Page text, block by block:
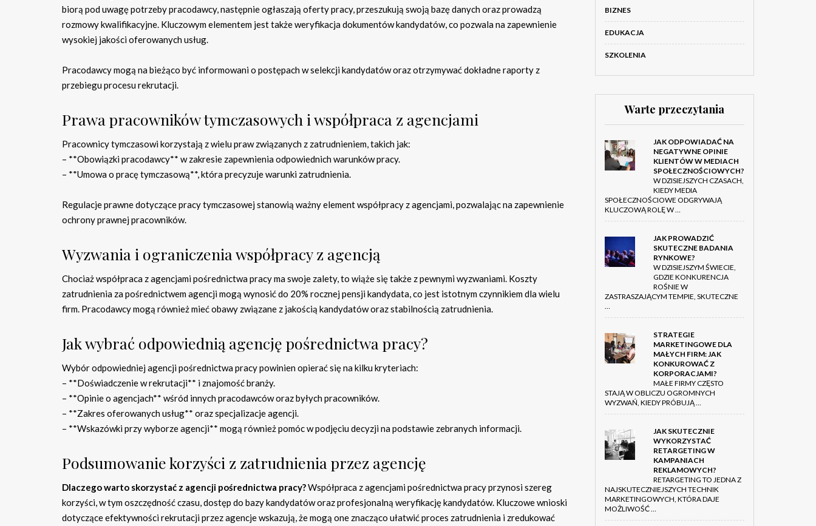
biorą pod uwagę potrzeby pracodawcy, następnie ogłaszają oferty pracy, przeszukują swoją bazę danych oraz prowadzą
rozmowy kwalifikacyjne. Kluczowym elementem jest także weryfikacja dokumentów kandydatów, co pozwala na zapewnienie
wysokiej jakości oferowanych usług.
Pracodawcy mogą na bieżąco być informowani o postępach w selekcji kandydatów oraz otrzymywać dokładne raporty z
przebiegu procesu rekrutacji.
Prawa pracowników tymczasowych i współpraca z agencjami
Pracownicy tymczasowi korzystają z wielu praw związanych z zatrudnieniem, takich jak:
– **Obowiązki pracodawcy** w zakresie zapewnienia odpowiednich warunków pracy.
– **Umowa o pracę tymczasową**, która precyzuje warunki zatrudnienia.
Regulacje prawne dotyczące pracy tymczasowej stanowią ważny element współpracy z agencjami, pozwalając na zapewnienie
ochrony prawnej pracowników.
Wyzwania i ograniczenia współpracy z agencją
Chociaż współpraca z agencjami pośrednictwa pracy ma swoje zalety, to wiąże się także z pewnymi wyzwaniami. Koszty
zatrudnienia za pośrednictwem agencji mogą wynosić do 20% rocznej pensji kandydata, co jest istotnym czynnikiem dla wielu
firm. Pracodawcy mogą również mieć obawy związane z jakością kandydatów oraz stabilnością zatrudnienia.
Jak wybrać odpowiednią agencję pośrednictwa pracy?
Wybór odpowiedniej agencji pośrednictwa pracy powinien opierać się na kilku kryteriach:
– **Doświadczenie w rekrutacji** i znajomość branży.
– **Opinie o agencjach** wśród innych pracodawców oraz byłych pracowników.
– **Zakres oferowanych usług** oraz specjalizacje agencji.
– **Wskazówki przy wyborze agencji** mogą również pomóc w podjęciu decyzji na podstawie zebranych informacji.
Podsumowanie korzyści z zatrudnienia przez agencję
Dlaczego warto skorzystać z agencji pośrednictwa pracy?Współpraca z agencjami pośrednictwa pracy przynosi szereg
korzyści, w tym oszczędność czasu, dostęp do bazy kandydatów oraz profesjonalną weryfikację kandydatów. Kluczowe wnioski
dotyczące efektywności rekrutacji przez agencje wskazują, że mogą one znacząco ułatwić proces zatrudnienia i zredukować
BIZNES
EDUKACJA
SZKOLENIA
Warte przeczytania
JAK ODPOWIADAĆ NA
NEGATYWNE OPINIE
KLIENTÓW W MEDIACH
SPOŁECZNOŚCIOWYCH?
W DZISIEJSZYCH CZASACH,
KIEDY MEDIA
SPOŁECZNOŚCIOWE ODGRYWAJĄ
KLUCZOWĄ ROLĘ W …
JAK PROWADZIĆ
SKUTECZNE BADANIA
RYNKOWE?
W DZISIEJSZYM ŚWIECIE,
GDZIE KONKURENCJA
ROŚNIE W
ZASTRASZAJĄCYM TEMPIE, SKUTECZNE
…
STRATEGIE
MARKETINGOWE DLA
MAŁYCH FIRM: JAK
KONKUROWAĆ Z
KORPORACJAMI?
MAŁE FIRMY CZĘSTO
STAJĄ W OBLICZU OGROMNYCH
WYZWAŃ, KIEDY PRÓBUJĄ …
JAK SKUTECZNIE
WYKORZYSTAĆ
RETARGETING W
KAMPANIACH
REKLAMOWYCH?
RETARGETING TO JEDNA Z
NAJSKUTECZNIEJSZYCH TECHNIK
MARKETINGOWYCH, KTÓRA DAJE
MOŻLIWOŚĆ …